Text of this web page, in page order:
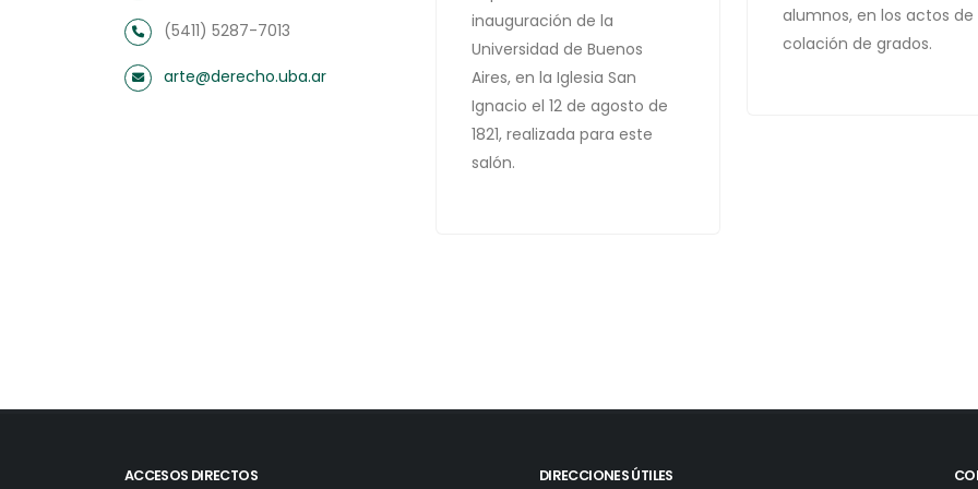
(5411) 5287-7013
arte@derecho.uba.ar
inauguración de la
Universidad de Buenos
Aires, en la Iglesia San
Ignacio el 12 de agosto de
1821, realizada para este
salón.
alumnos, en los actos de
colación de grados.
ACCESOS DIRECTOS DIRECCIONES ÚTILES